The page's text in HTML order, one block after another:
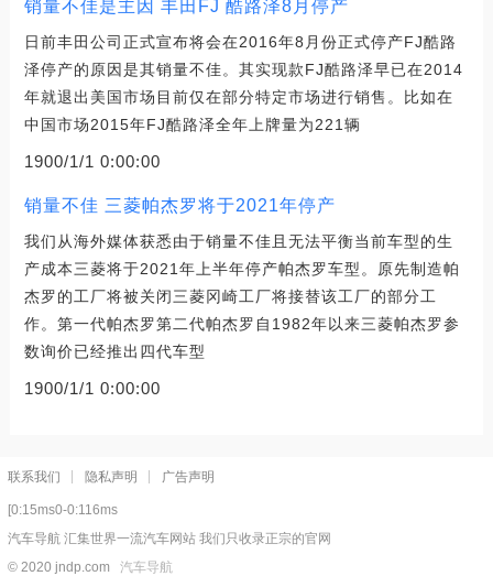
销量不佳是主因 丰田FJ 酷路泽8月停产
日前丰田公司正式宣布将会在2016年8月份正式停产FJ酷路
泽停产的原因是其销量不佳。其实现款FJ酷路泽早已在2014
年就退出美国市场目前仅在部分特定市场进行销售。比如在
中国市场2015年FJ酷路泽全年上牌量为221辆
1900/1/1 0:00:00
销量不佳 三菱帕杰罗将于2021年停产
我们从海外媒体获悉由于销量不佳且无法平衡当前车型的生
产成本三菱将于2021年上半年停产帕杰罗车型。原先制造帕
杰罗的工厂将被关闭三菱冈崎工厂将接替该工厂的部分工
作。第一代帕杰罗第二代帕杰罗自1982年以来三菱帕杰罗参
数询价已经推出四代车型
1900/1/1 0:00:00
联系我们 隐私声明 广告声明
[0:15ms0-0:116ms
汽车导航 汇集世界一流汽车网站 我们只收录正宗的官网
© 2020 jndp.com 汽车导航